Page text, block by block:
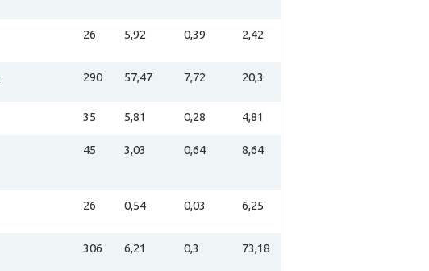
26 5,92 0,39 2,42
290 57,47 7,72 20,3
35 5,81 0,28 4,81
45 3,03 0,64 8,64
26 0,54 0,03 6,25
306 6,21 0,3 73,18